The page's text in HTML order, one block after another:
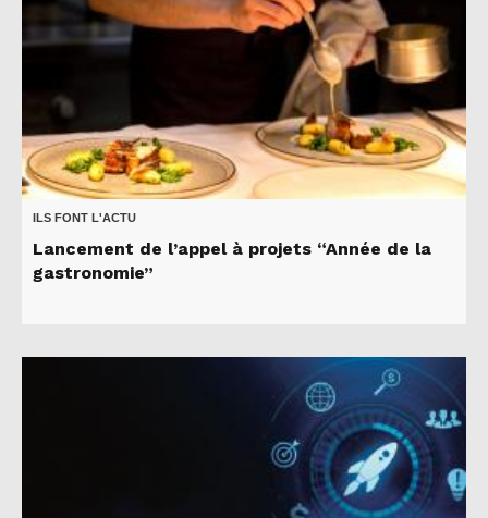
ILS FONT L'ACTU
Lancement de l’appel à projets “Année de la
gastronomie”